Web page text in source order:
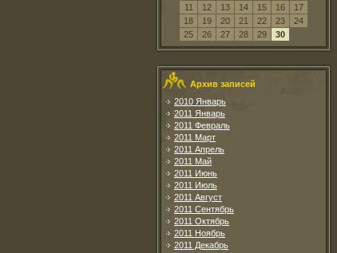
11
12 13 14 15 16
17
18
19 20 21 22 23
24
25
26 27 28 29 30
Архив записей
2010 Январь
2011 Январь
2011 Февраль
2011 Март
2011 Апрель
2011 Май
2011 Июнь
2011 Июль
2011 Август
2011 Сентябрь
2011 Октябрь
2011 Ноябрь
2011 Декабрь